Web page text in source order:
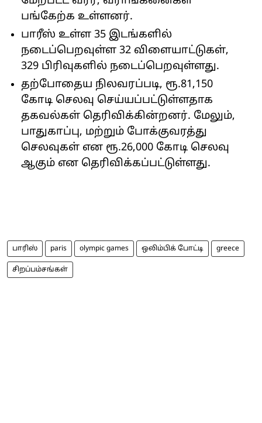
பங்கேற்க உள்ளனர்.
பாரீஸ் உள்ள 35 இடங்களில்
நடைப்பெறவுள்ள 32 விளையாட்டுகள்,
329 பிரிவுகளில் நடைப்பெறவுள்ளது.
தற்போதைய நிலவரப்படி, ரூ.81,150
கோடி செலவு செய்யப்பட்டுள்ளதாக
தகவல்கள் தெரிவிக்கின்றனர். மேலும்,
பாதுகாப்பு, மற்றும் போக்குவரத்து
செலவுகள் என ரூ.26,000 கோடி செலவு
ஆகும் என தெரிவிக்கப்பட்டுள்ளது.
பாரிஸ் paris olympic games ஒலிம்பிக் போட்டி greece
சிறப்பம்சங்கள்